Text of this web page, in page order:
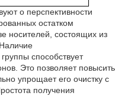
о перспективности
остатком
носителей, состоящих из
способствует
Это позволяет повысить
упрощает его очистку с
получения